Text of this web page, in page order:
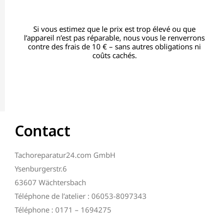
Si vous estimez que le prix est trop élevé ou que
l’appareil n’est pas réparable, nous vous le renverrons
contre des frais de 10 € – sans autres obligations ni
coûts cachés.
Contact
Tachoreparatur24.com GmbH
Ysenburgerstr.6
63607 Wächtersbach
Téléphone de l’atelier : 06053-8097343
Téléphone : 0171 – 1694275